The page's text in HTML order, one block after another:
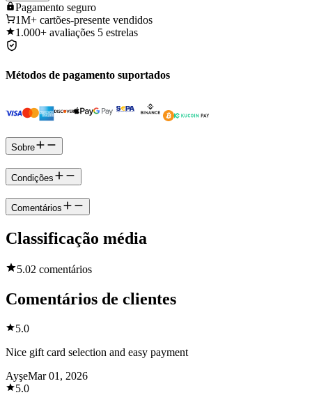
Pagamento seguro
1M+ cartões-presente vendidos
1.000+ avaliações 5 estrelas
Métodos de pagamento suportados
Sobre
Condições
Comentários
Classificação média
5.02 comentários
Comentários de clientes
5.0
Nice gift card selection and easy payment
AyşeMar 01, 2026
5.0